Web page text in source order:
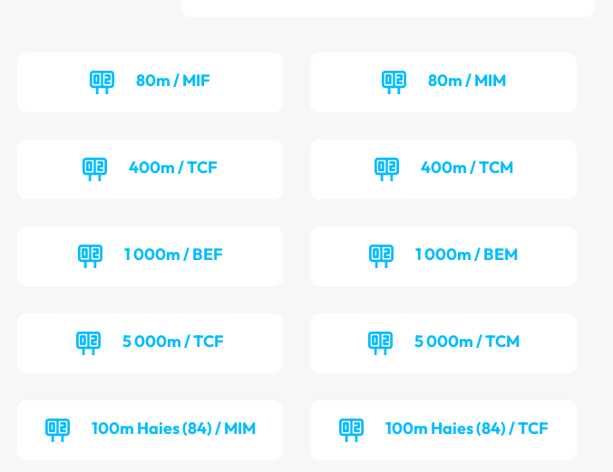
80m / MIF 80m / MIM
400m / TCF 400m / TCM
1 000m / BEF 1 000m / BEM
5 000m / TCF 5 000m / TCM
100m Haies (84) / MIM 100m Haies (84) / TCF